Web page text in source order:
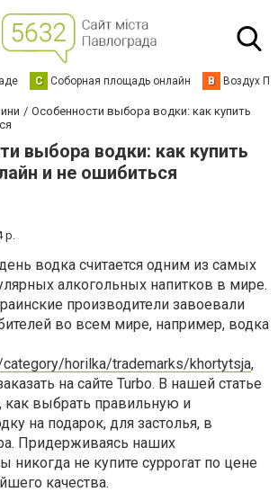
С Соборная площадь онлайн В Воздух
Особенности выбора водки: как купить
выбора водки: как купить
и не ошибиться
р.
водка считается одним из самых
алкогольных напитков в мире.
производители завоевали
во всем мире, например, водка
horilka/trademarks/khortytsja,
на сайте Turbo. В нашей статье
как выбрать правильную и
на подарок, для застолья, в
Придерживаясь наших
никогда не купите суррогат по цене
качества.